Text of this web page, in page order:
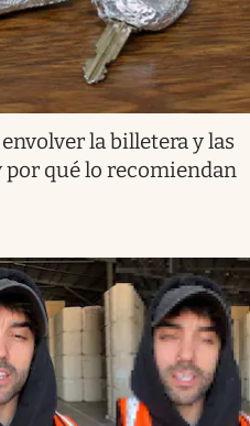
la billetera y las
por qué lo recomiendan